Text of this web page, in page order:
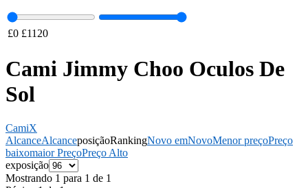
£0 £1120
Cami Jimmy Choo Oculos De
Sol
CamiX
AlcanceAlcanceposiçãoRankingNovo emNovoMenor preçoPreço
baixomaior PreçoPreço Alto
exposição
Mostrando 1 para 1 de 1